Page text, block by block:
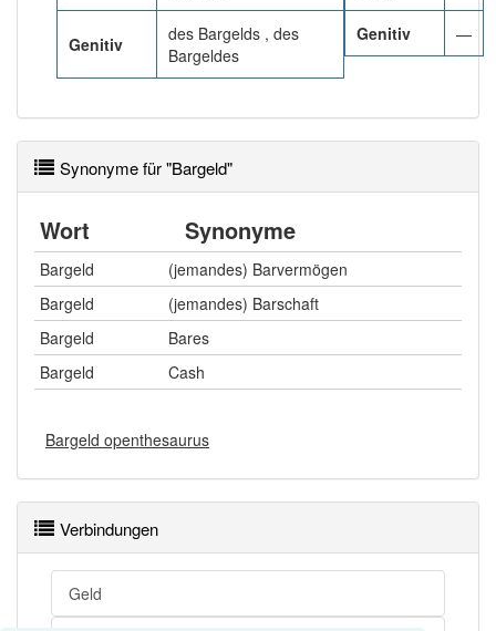
Genitiv
des Bargelds , des
Bargeldes
Genitiv —
Synonyme für "Bargeld"
Wort Synonyme
Bargeld
(jemandes) Barvermögen
Bargeld
(jemandes) Barschaft
Bargeld
Bares
Bargeld
Cash
Bargeld openthesaurus
Verbindungen
Geld